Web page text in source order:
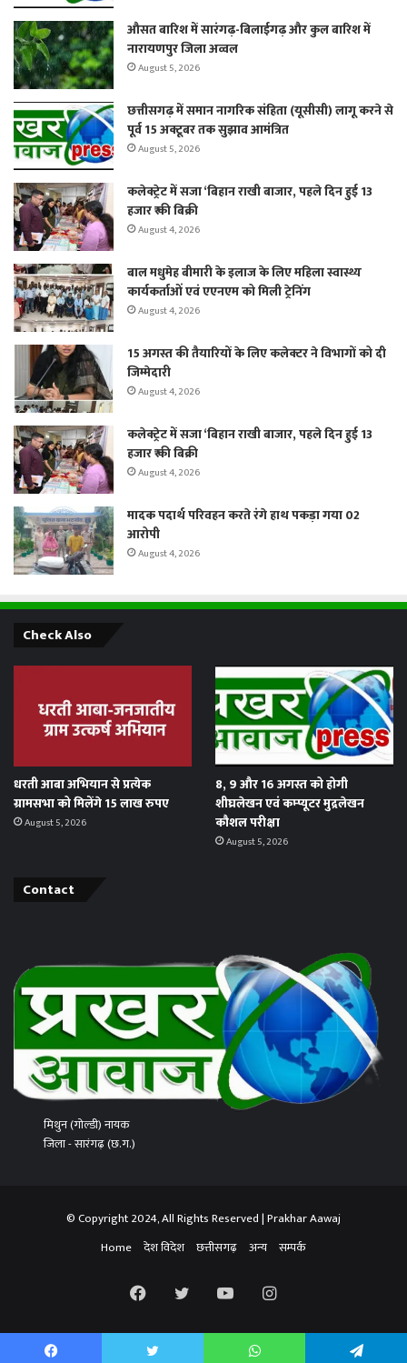
औसत बारिश में सारंगढ़-बिलाईगढ़ और कुल बारिश में
नारायणपुर जिला अव्वल
August 5, 2026
छत्तीसगढ़ में समान नागरिक संहिता (यूसीसी) लागू करने से
पूर्व 15 अक्टूबर तक सुझाव आमंत्रित
August 5, 2026
कलेक्ट्रेट में सजा ‘बिहान राखी बाजार, पहले दिन हुई 13
हजार ₹ की बिक्री
August 4, 2026
बाल मधुमेह बीमारी के इलाज के लिए महिला स्वास्थ्य
कार्यकर्ताओं एवं एएनएम को मिली ट्रेनिंग
August 4, 2026
15 अगस्त की तैयारियों के लिए कलेक्टर ने विभागों को दी
जिम्मेदारी
August 4, 2026
कलेक्ट्रेट में सजा ‘बिहान राखी बाजार, पहले दिन हुई 13
हजार ₹ की बिक्री
August 4, 2026
मादक पदार्थ परिवहन करते रंगे हाथ पकड़ा गया 02
आरोपी
August 4, 2026
Check Also
धरती आबा अभियान से प्रत्येक
ग्रामसभा को मिलेंगे 15 लाख रुपए
August 5, 2026
8, 9 और 16 अगस्त को होगी
शीघ्रलेखन एवं कम्प्यूटर मुद्रलेखन
कौशल परीक्षा
August 5, 2026
Contact
मिथुन (गोल्डी) नायक
जिला - सारंगढ़ (छ.ग.)
© Copyright 2024, All Rights Reserved | Prakhar Aawaj
Home देश विदेश छत्तीसगढ़ अन्य सम्पर्क
FacebookTwitterYouTubeInstagram